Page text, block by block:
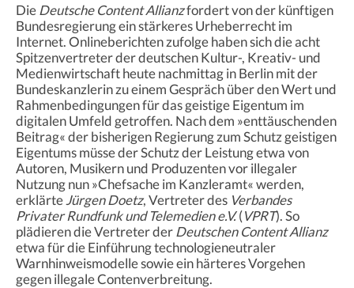
DieDeutsche Content Allianzfordert von der künftigen
Bundesregierung ein stärkeres Urheberrecht im
Internet. Onlineberichten zufolge haben sich die acht
Spitzenvertreter der deutschen Kultur-, Kreativ- und
Medienwirtschaft heute nachmittag in Berlin mit der
Bundeskanzlerin zu einem Gespräch über den Wert und
Rahmenbedingungen für das geistige Eigentum im
digitalen Umfeld getroffen. Nach dem »enttäuschenden
Beitrag« der bisherigen Regierung zum Schutz geistigen
Eigentums müsse der Schutz der Leistung etwa von
Autoren, Musikern und Produzenten vor illegaler
Nutzung nun »Chefsache im Kanzleramt« werden,
erklärteJürgen Doetz, Vertreter des Verbandes
Privater Rundfunk und Telemedien e.V.(VPRT). So
plädieren die Vertreter derDeutschen Content Allianz
etwa für die Einführung technologieneutraler
Warnhinweismodelle sowie ein härteres Vorgehen
gegen illegale Contenverbreitung.